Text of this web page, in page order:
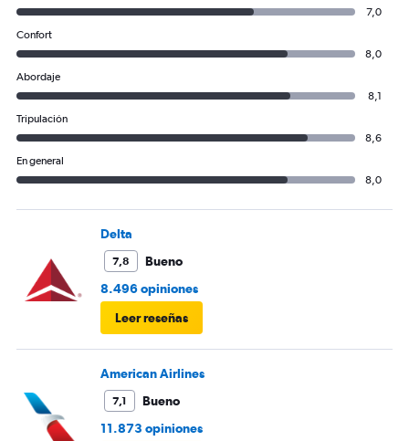
7,0
Confort
8,0
Abordaje
8,1
Tripulación
8,6
En general
8,0
Delta
7,8
Bueno
8.496 opiniones
Leer reseñas
American Airlines
7,1
Bueno
11.873 opiniones